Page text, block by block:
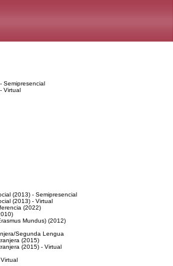
Semipresencial
Virtual
(2013) - Semipresencial
(2013) - Virtual
(2022)
Mundus) (2012)
Segunda Lengua
(2015)
(2015) - Virtual